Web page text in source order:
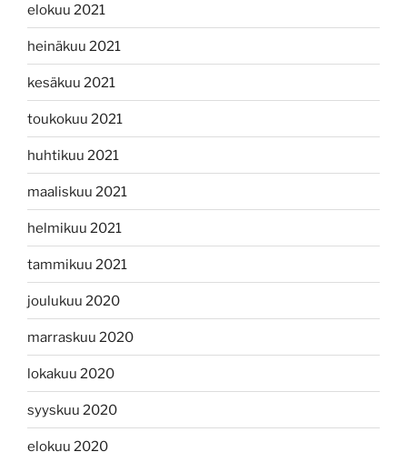
elokuu 2021
heinäkuu 2021
kesäkuu 2021
toukokuu 2021
huhtikuu 2021
maaliskuu 2021
helmikuu 2021
tammikuu 2021
joulukuu 2020
marraskuu 2020
lokakuu 2020
syyskuu 2020
elokuu 2020